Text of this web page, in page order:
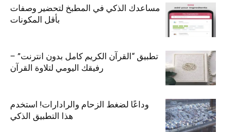
مساعدك الذكي في المطبخ لتحضير وصفات
بأقل المكونات
تطبيق “القرآن الكريم كامل بدون انترنت” –
رفيقك اليومي لتلاوة القرآن
وداعًا لضغط الزحام والرادارات! استخدم
هذا التطبيق الذكي